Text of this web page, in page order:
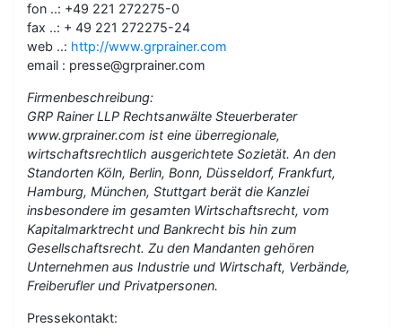
fon ..: +49 221 272275-0
fax ..: + 49 221 272275-24
web ..: http://www.grprainer.com
email : presse@grprainer.com
Firmenbeschreibung:
GRP Rainer LLP Rechtsanwälte Steuerberater
www.grprainer.com ist eine überregionale,
wirtschaftsrechtlich ausgerichtete Sozietät. An den
Standorten Köln, Berlin, Bonn, Düsseldorf, Frankfurt,
Hamburg, München, Stuttgart berät die Kanzlei
insbesondere im gesamten Wirtschaftsrecht, vom
Kapitalmarktrecht und Bankrecht bis hin zum
Gesellschaftsrecht. Zu den Mandanten gehören
Unternehmen aus Industrie und Wirtschaft, Verbände,
Freiberufler und Privatpersonen.
Pressekontakt: